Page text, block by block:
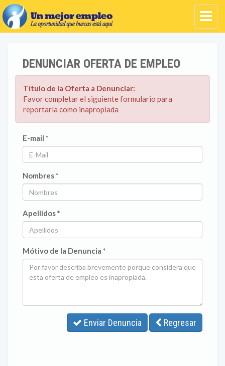
DENUNCIAR OFERTA DE EMPLEO
Título de la Oferta a Denunciar:
Favor completar el siguiente formulario para
reportarla como inapropiada
E-mail *
Nombres *
Apellidos *
Mótivo de la Denuncia *
Enviar Denuncia Regresar